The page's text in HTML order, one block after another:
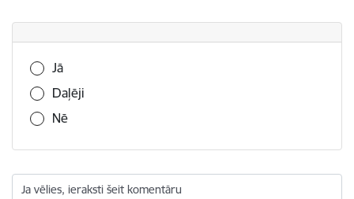
Vai šī informācija bija noderīga?
Jā
Daļēji
Nē
Ja vēlies, ieraksti šeit komentāru